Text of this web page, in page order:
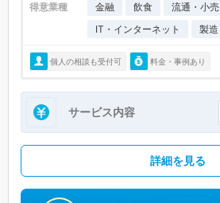
得意業種 金融 飲食
流通・小売
IT・インターネット
製造
個人の相談も受付可 料金・事例あり
サービス内容
詳細を見る